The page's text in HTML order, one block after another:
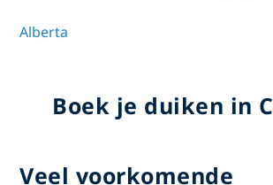
Alberta
Boek je duiken in
Veel voorkomende